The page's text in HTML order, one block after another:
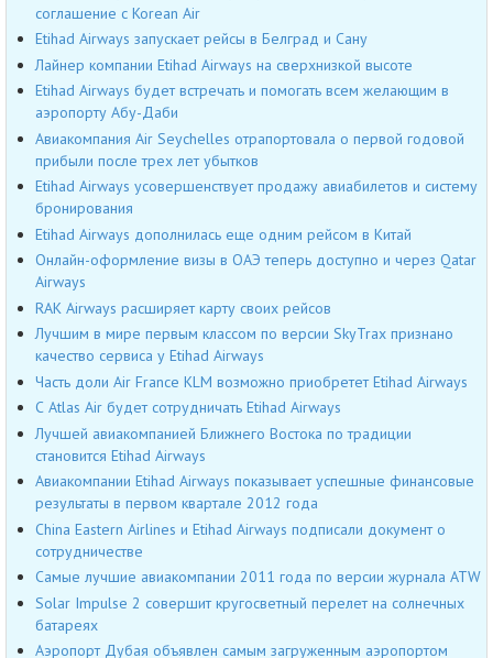
соглашение с Korean Air
Etihad Airways запускает рейсы в Белград и Сану
Лайнер компании Etihad Airways на сверхнизкой высоте
Etihad Airways будет встречать и помогать всем желающим в
аэропорту Абу-Даби
Авиакомпания Air Seychelles отрапортовала о первой годовой
прибыли после трех лет убытков
Etihad Airways усовершенствует продажу авиабилетов и систему
бронирования
Etihad Airways дополнилась еще одним рейсом в Китай
Онлайн-оформление визы в ОАЭ теперь доступно и через Qatar
Airways
RAK Airways расширяет карту своих рейсов
Лучшим в мире первым классом по версии SkyTrax признано
качество сервиса у Etihad Airways
Часть доли Air France KLM возможно приобретет Etihad Airways
С Atlas Air будет сотрудничать Etihad Airways
Лучшей авиакомпанией Ближнего Востока по традиции
становится Etihad Airways
Авиакомпании Etihad Airways показывает успешные финансовые
результаты в первом квартале 2012 года
China Eastern Airlines и Etihad Airways подписали документ о
сотрудничестве
Самые лучшие авиакомпании 2011 года по версии журнала ATW
Solar Impulse 2 совершит кругосветный перелет на солнечных
батареях
Аэропорт Дубая объявлен самым загруженным аэропортом